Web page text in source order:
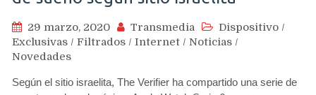
29 marzo, 2020 Transmedia Dispositivo /
Exclusivas / Filtrados / Internet / Noticias /
Novedades
Según el sitio israelita, The Verifier ha compartido una serie de